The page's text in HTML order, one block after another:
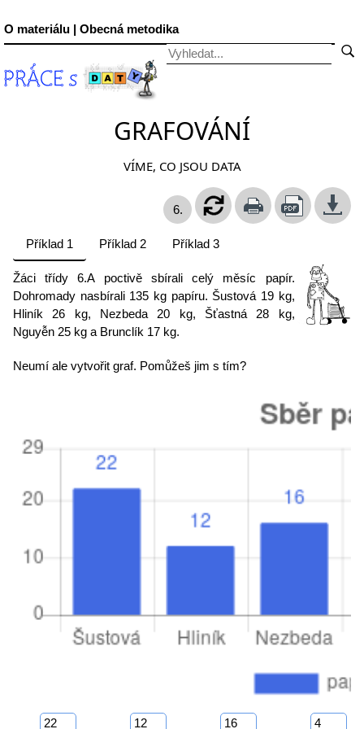
O materiálu | Obecná metodika
GRAFOVÁNÍ
VÍME, CO JSOU DATA
6.
Příklad 1 Příklad 2 Příklad 3
Žáci třídy 6.A poctivě sbírali celý měsíc papír.
Dohromady nasbírali 135 kg papíru. Šustová 19 kg,
Hliník 26 kg, Nezbeda 20 kg, Šťastná 28 kg,
Nguyễn 25 kg a Brunclík 17 kg.
Neumí ale vytvořit graf. Pomůžeš jim s tím?